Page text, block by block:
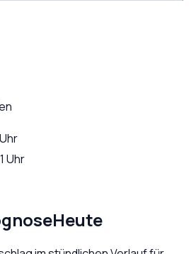
Uhr
Heute